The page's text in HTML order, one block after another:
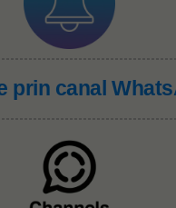
prin canal